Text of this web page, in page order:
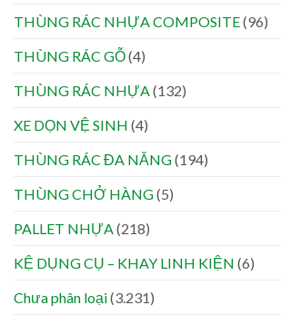
THÙNG RÁC NHỰA COMPOSITE(96)
THÙNG RÁC GỖ(4)
THÙNG RÁC NHỰA(132)
XE DỌN VỆ SINH (4)
THÙNG RÁC ĐA NĂNG(194)
THÙNG CHỞ HÀNG(5)
PALLET NHỰA(218)
KỆ DỤNG CỤ – KHAY LINH KIỆN (6)
Chưa phân loại(3.231)